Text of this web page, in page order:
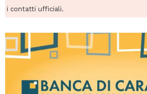
i contatti ufficiali.